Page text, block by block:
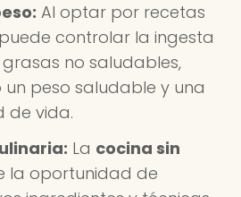
Al optar por recetas
controlar la ingesta
no saludables,
peso saludable y una
de vida.
La cocina sin
la oportunidad de